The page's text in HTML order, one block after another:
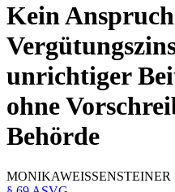
Kein
unrichtiger
ohne
Behörde
MONIKAWEISSENSTEINER